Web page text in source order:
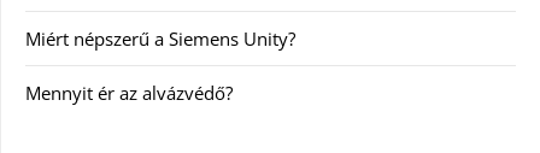
Miért népszerű a Siemens Unity?
Mennyit ér az alvázvédő?